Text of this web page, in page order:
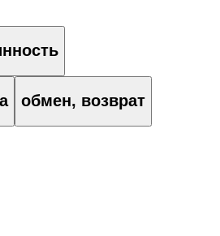
обмен, возврат